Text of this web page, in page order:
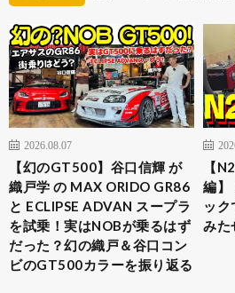
2026.08.07
【幻のGT500】谷口信輝 が
織戸学 の MAX ORIDO GR86
と ECLIPSE ADVAN スープラ
を試乗！実はNOBが乗るはず
だった？幻の織戸＆谷口コン
ビのGT500カラーを振り返る
【
編】
ック
みた